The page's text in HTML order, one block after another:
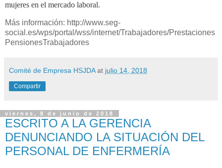
mujeres en el mercado laboral.
Más información: http://www.seg-
social.es/wps/portal/wss/internet/Trabajadores/Prestaciones
PensionesTrabajadores
Comité de Empresa HSJDA at julio 14, 2018
Compartir
viernes, 8 de junio de 2018
ESCRITO A LA GERENCIA
DENUNCIANDO LA SITUACIÓN DEL
PERSONAL DE ENFERMERÍA